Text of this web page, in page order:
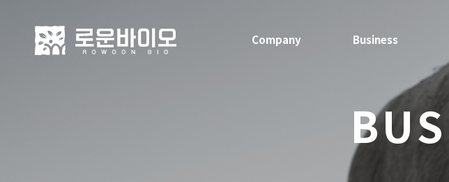
Company Business
BUS